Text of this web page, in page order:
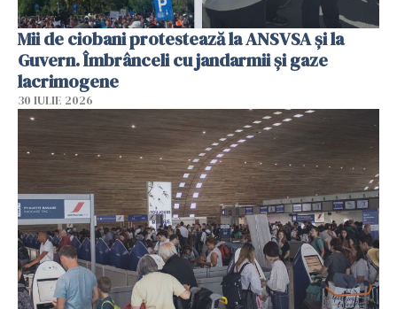
Mii de ciobani protestează la ANSVSA și la
Guvern. Îmbrânceli cu jandarmii și gaze
lacrimogene
30 IULIE 2026